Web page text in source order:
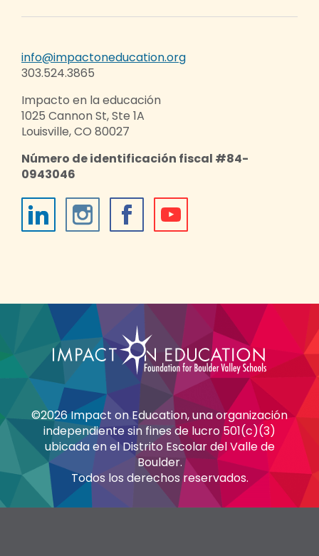
info@impactoneducation.org
303.524.3865
Impacto en la educación
1025 Cannon St, Ste 1A
Louisville, CO 80027
Número de identificación fiscal #84-
0943046
©2026 Impact on Education, una organización
independiente sin fines de lucro 501(c)(3)
ubicada en el Distrito Escolar del Valle de
Boulder.
Todos los derechos reservados.